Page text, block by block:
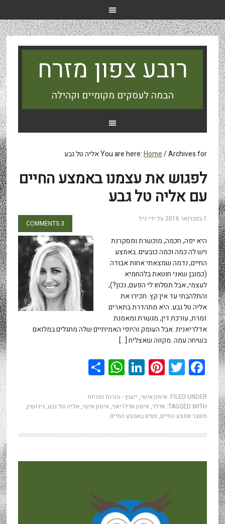
רובע צפון מזרח
הבמה לעסקים מקומיים וקהילה
You are here:Home/Archives for אליה טל גבע
לפגוש את עצמנו באמצע החיים
עם אליה טל גבע
1 בפברואר 2016 על ידיגיל
3 COMMENTS
היא יפה, חכמה, מוכשרת ומסקרנת
ויש לה כמה וכמה כובעים. באמצע
החיים, נדמה שמצאתי אחות אבודה
(כמובן שאני חוטאת בלהחמיא
לעצמי, אבל תסלחו לי הפעם, נכון?),
והתלהבתי עד אין קץ. תכירו את
אליה טל גבע. היא מתהדרת בתארים
זמרת, עורכת דין, מגשרת ומאמנת
אדלריאנית. אבל העומק והיופי האמיתיים שלה מתגלים במלואם
בשיחה עמה. מקווה שאצליח […]
Facebook
Twitter
Pinterest
LinkedIn
WhatsApp
Share
FILED UNDER: אימון אישי, ייעוץ - הורות וזוגיות
TAGGED WITH: אדלר, אימון אדלריאני, אימון אישי, אליה טל גבע, גירושין,
משבר אמצע החיים, נשים באמצע החיים